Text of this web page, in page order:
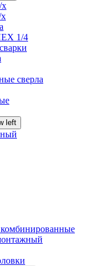
х
1/4
сверла